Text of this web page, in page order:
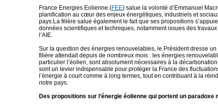
France Energies Eolienne (FEE) salue la volonté d’Emmanuel
planification au cœur des enjeux énergétiques, industriels et
pays.La filière salue également le fait que ses propositions
données scientifiques et techniques, notamment issues des
l’AIE.
Sur la question des énergies renouvelables, le Président dresse un
filière attendait depuis de nombreux mois : les énergies
particulier l’éolien, sont absolument nécessaires à la
sont un levier indispensable pour protéger la France des
l’énergie à court comme à long termes, tout en contribuant à la
notre pays.
Des propositions sur l’énergie éolienne qui portent un paradoxe